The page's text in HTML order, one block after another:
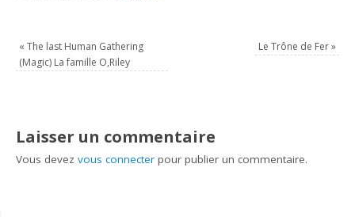
« The last Human Gathering
(Magic) La famille O,Riley
Le Trône de Fer»
Laisser un commentaire
Vous devezvous connecter pour publier un commentaire.